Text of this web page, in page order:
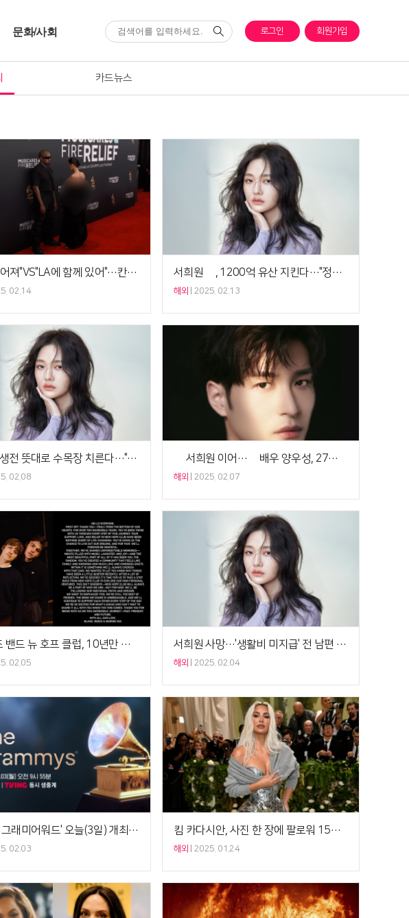
로그인 회원가입
카드뉴스
문화/사회
"이미 헤어져"VS"LA에 함께 있어"…칸예♥비앙카, 이혼설 솔솔
02.14
서희원 母, 1200억 유산 지킨다…"정의는 회복될 수 있다"
해외 2025. 02.13
서희원, 생전 뜻대로 수목장 치른다…"유골은 자택에 임시 안치"
02.08
故 서희원 이어…中 배우 양우성, 27세 사망 “단순 감기인 줄”
해외 2025. 02.07
英 3인조 밴드 뉴 호프 클럽, 10년만 해체 "각자의 모험 시작할 때"
02.05
서희원 사망…'생활비 미지급' 전 남편 왕소비와 소송 행방은?
해외 2025. 02.04
'제67회 그래미어워드' 오늘(3일) 개최…비욘세 11개 부문 노미네이트
02.03
킴 카다시안, 사진 한 장에 팔로워 15만 명 순삭
해외 2025. 01.24